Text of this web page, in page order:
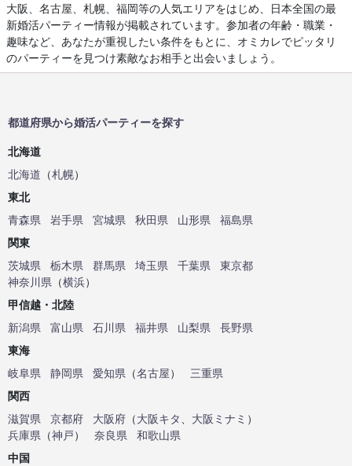
大阪、名古屋、札幌、福岡等の人気エリアをはじめ、日本全国の最
新婚活パーティー情報が掲載されています。参加者の年齢・職業・
趣味など、あなたが重視したい条件をもとに、オミカレでピッタリ
のパーティーを見つけ素敵なお相手と出会いましょう。
都道府県から婚活パーティーを探す
北海道
北海道 （札幌）
東北
青森県
岩手県 宮城県 秋田県 山形県
福島県
関東
茨城県
栃木県 群馬県 埼玉県 千葉県
東京都
神奈川県 （横浜）
甲信越・北陸
新潟県
富山県 石川県 福井県 山梨県
長野県
東海
岐阜県
静岡県 愛知県 （名古屋）
三重県
関西
滋賀県
京都府 大阪府 （大阪キタ、 大阪ミナミ ）
兵庫県 （神戸） 奈良県
和歌山県
中国